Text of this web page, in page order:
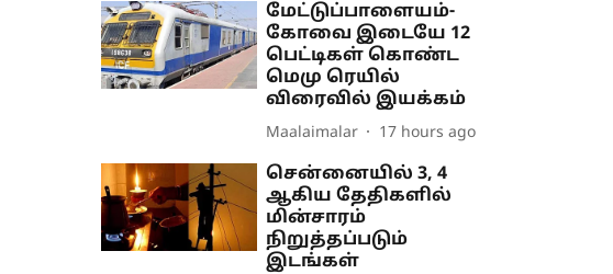
மேட்டுப்பாளையம்-
கோவை இடையே 12
பெட்டிகள் கொண்ட
மெமு ரெயில்
விரைவில் இயக்கம்
Maalaimalar 17 hours ago
சென்னையில் 3, 4
ஆகிய தேதிகளில்
மின்சாரம்
நிறுத்தப்படும்
இடங்கள்